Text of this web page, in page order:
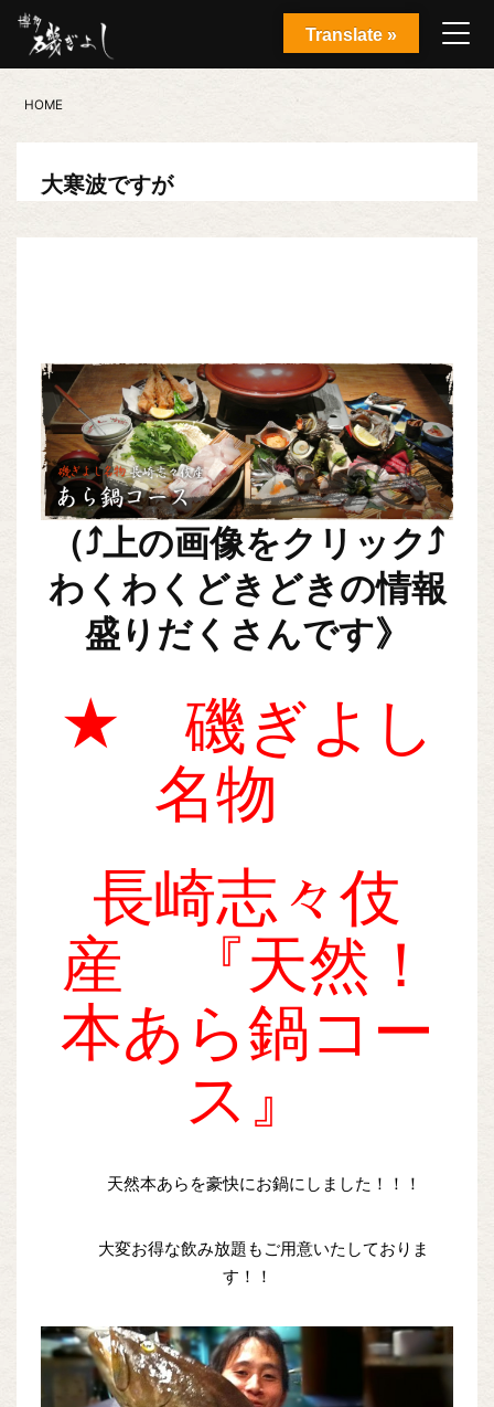
HOME
大寒波ですが
（⤴上の画像をクリック⤴
わくわくどきどきの情報
盛りだくさんです》
★ 磯ぎよし
名物
長崎志々伎
産 『天然！
本あら鍋コー
ス』
天然本あらを豪快にお鍋にしました！！！
大変お得な飲み放題もご用意いたしておりま
す！！
Translate »